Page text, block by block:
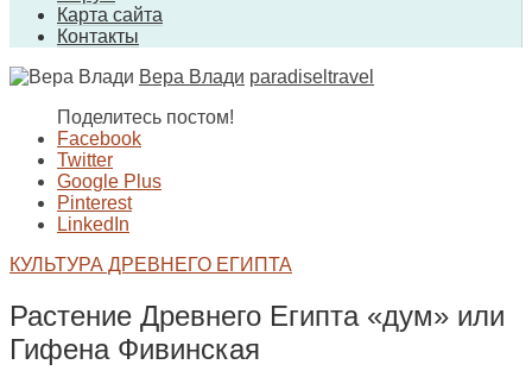
Карта сайта
Контакты
Вера Влади paradiseltravel
Поделитесь постом!
Facebook
Twitter
Google Plus
Pinterest
LinkedIn
КУЛЬТУРА ДРЕВНЕГО ЕГИПТА
Растение Древнего Египта «дум» или
Гифена Фивинская